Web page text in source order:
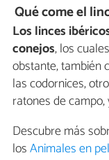
Qué come el
Los linces
conejos, los
obstante, también
las codornices,
ratones de
Descubre más
losAnimales en